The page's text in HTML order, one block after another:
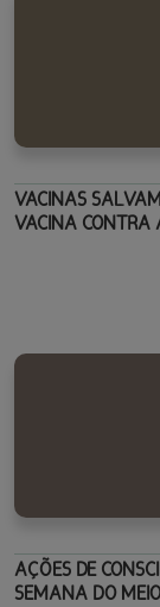
VACINAS
VACINA CONTRA
AÇÕES DE
SEMANA DO